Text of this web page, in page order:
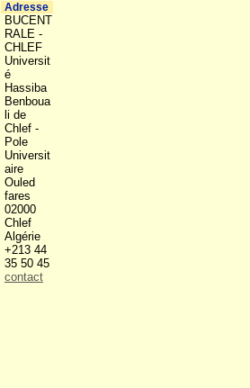
Adresse
BUCENT
RALE -
CHLEF
Universit
é
Hassiba
Benboua
li de
Chlef -
Pole
Universit
aire
Ouled
fares
02000
Chlef
Algérie
+213 44
35 50 45
contact